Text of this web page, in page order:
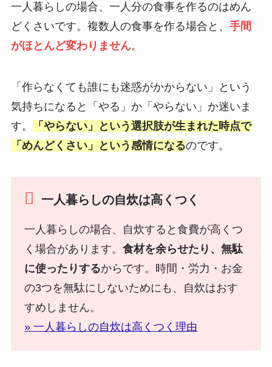
一人暮らしの場合、一人分の食事を作るのはめん
どくさいです。複数人の食事を作る場合と、 手間
がほとんど変わりません。
「作らなくても誰にも迷惑がかからない」という
気持ちになると「やる」か「やらない」か迷いま
す。
「やらない」という選択肢が生まれた時点で
「めんどくさい」という感情になるのです。
一人暮らしの自炊は高くつく
一人暮らしの場合、自炊すると食費が高くつ
く場合があります。食材を余らせたり、無駄
に使ったりするからです。時間・労力・お金
の3つを無駄にしないためにも、自炊はおす
すめしません。
» 一人暮らしの自炊は高くつく理由